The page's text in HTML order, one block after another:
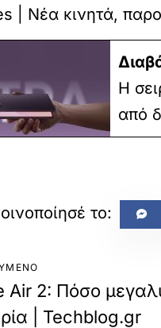
| Νέα κινητά,
Η
από
Air 2: Πόσο
| Techblog.gr